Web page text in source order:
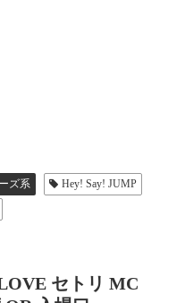
ズ系
Hey! Say! JUMP
セトリ MC